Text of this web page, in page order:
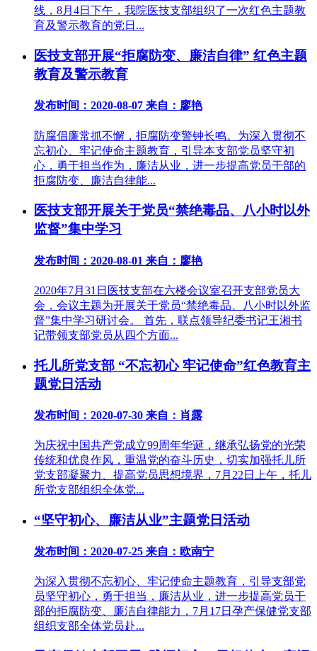
线，8月4日下午，我院医技支部组织了一次红色主题教
育及警示教育的党日...
医技支部开展“拒腐防变、廉洁自律” 红色主题
教育及警示教育
发布时间：2020-08-07 来自：廖艳
防腐倡廉常抓不懈，拒腐防变警钟长鸣。为深入贯彻不
忘初心、牢记使命主题教育，引导本支部党员坚守初
心，勇于担当作为，廉洁从业，进一步提高党员干部的
拒腐防变、廉洁自律能...
医技支部开展关于党员“禁绝毒品、八小时以外
监督”集中学习
发布时间：2020-08-01 来自：廖艳
2020年7月31日医技支部在六楼会议室召开支部党员大
会，会议主题为开展关于党员“禁绝毒品、八小时以外监
督”集中学习研讨会。 首先，联点领导纪委书记王湘书
记带领支部党员从四个方面...
托儿所党支部 “不忘初心 牢记使命”红色教育主
题党日活动
发布时间：2020-07-30 来自：肖露
为庆祝中国共产党成立99周年华诞，继承弘扬党的光荣
传统和优良作风，重温党的奋斗历史，切实加强托儿所
党支部凝聚力、提高党员思想境界，7月22日上午，托儿
所党支部组织全体党...
“坚守初心、廉洁从业”主题党日活动
发布时间：2020-07-25 来自：欧南宁
为深入贯彻不忘初心、牢记使命主题教育，引导支部党
员坚守初心，勇于担当，廉洁从业，进一步提高党员干
部的拒腐防变、廉洁自律能力，7月17日孕产保健党支部
组织支部全体党员赴...